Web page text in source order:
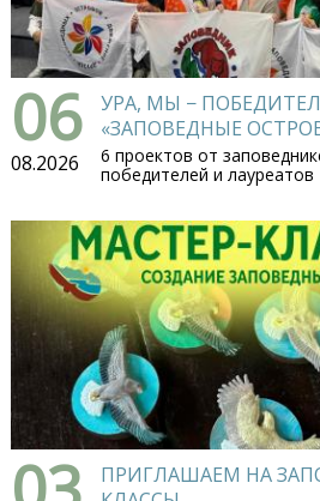
06
08.2026
УРА, МЫ −
«ЗАПОВЕДНЫЕ
6 проектов от
победителей и лауреатов
ПРИГЛАШАЕМ НА